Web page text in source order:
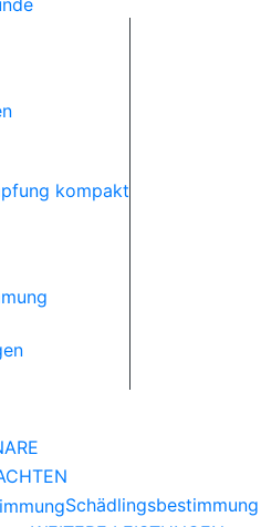
kompakt
Schädlingsbestimmung